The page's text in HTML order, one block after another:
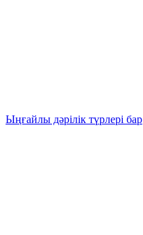
Ыңғайлы дәрілік түрлері бар